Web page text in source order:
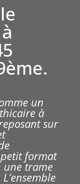
un
à
sur
format
une trame